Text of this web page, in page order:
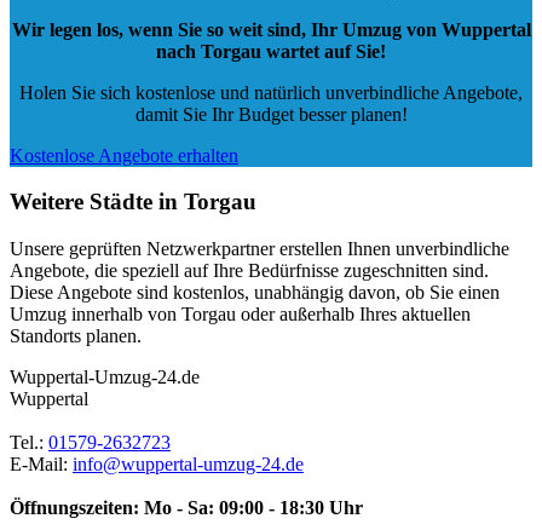
Wir legen los, wenn Sie so weit sind, Ihr Umzug von Wuppertal
nach Torgau wartet auf Sie!
Holen Sie sich kostenlose und natürlich unverbindliche Angebote,
damit Sie Ihr Budget besser planen!
Kostenlose Angebote erhalten
Weitere Städte in Torgau
Unsere geprüften Netzwerkpartner erstellen Ihnen unverbindliche
Angebote, die speziell auf Ihre Bedürfnisse zugeschnitten sind.
Diese Angebote sind kostenlos, unabhängig davon, ob Sie einen
Umzug innerhalb von Torgau oder außerhalb Ihres aktuellen
Standorts planen.
Wuppertal-Umzug-24.de
Wuppertal
Tel.: 01579-2632723
E-Mail: info@wuppertal-umzug-24.de
Öffnungszeiten: Mo - Sa: 09:00 - 18:30 Uhr